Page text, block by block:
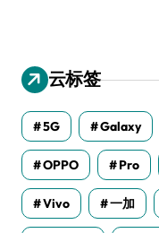
云标签
5G Galaxy
OPPO Pro
Vivo 一加